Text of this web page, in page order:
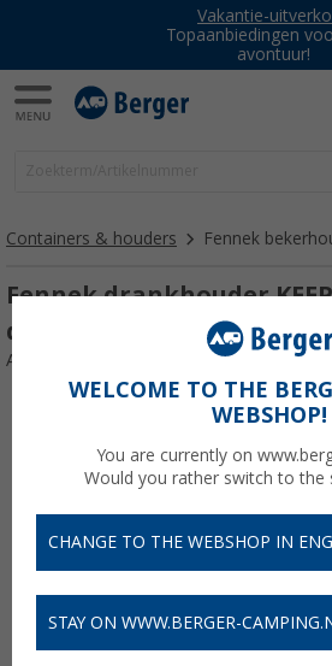
Vakantie-
Topaanbiedingen
avontuur!
Containers & houders Fennek
Fennek drankhouder
drankjes
Artikelnr: 880688
WELCOME TO THE
WEBSHOP!
You are currently on
Would you rather switch to the
CHANGE TO THE WEBSHOP IN
STAY ON WWW.BERGER-